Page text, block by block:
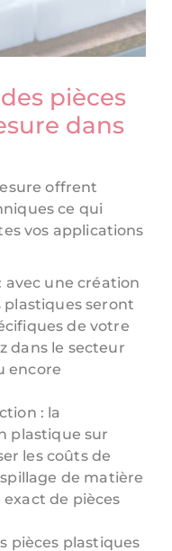
pièces
dans
offrent
ce qui
vos applications
avec une création
plastiques seront
de votre
dans le secteur
encore
: la
plastique sur
les coûts de
de matière
de pièces
pièces plastiques